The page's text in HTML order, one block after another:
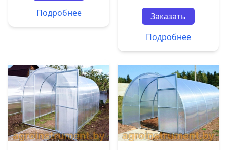
Подробнее
Заказать
Подробнее